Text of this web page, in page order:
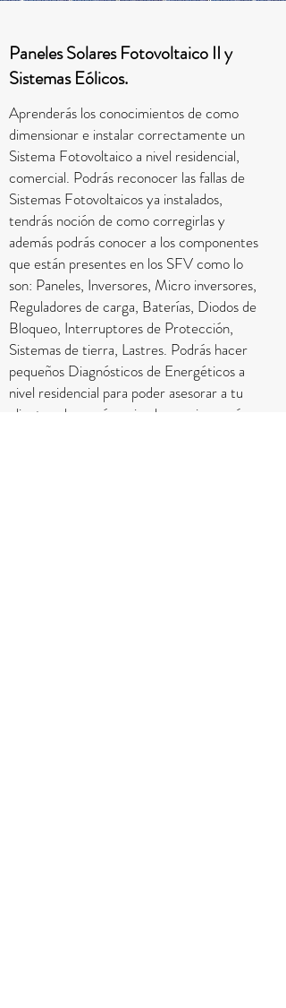
Paneles Solares Fotovoltaico II y
Sistemas Eólicos.
Aprenderás los conocimientos de como
dimensionar e instalar correctamente un
Sistema Fotovoltaico a nivel residencial,
comercial. Podrás reconocer las fallas de
Sistemas Fotovoltaicos ya instalados,
tendrás noción de como corregirlas y
además podrás conocer a los componentes
que están presentes en los SFV como lo
son: Paneles, Inversores, Micro inversores,
Reguladores de carga, Baterías, Diodos de
Bloqueo, Interruptores de Protección,
Sistemas de tierra, Lastres. Podrás hacer
pequeños Diagnósticos de Energéticos a
nivel residencial para poder asesorar a tu
cliente sobre qué equipo le conviene más